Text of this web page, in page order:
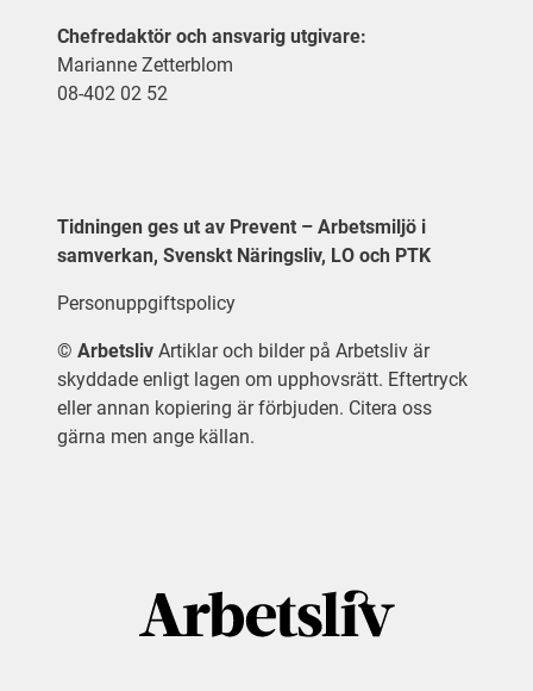
Chefredaktör och ansvarig utgivare:
Marianne Zetterblom
08-402 02 52
Tidningen ges ut av Prevent – Arbetsmiljö i
samverkan, Svenskt Näringsliv, LO och PTK
Personuppgiftspolicy
© Arbetsliv Artiklar och bilder på Arbetsliv är
skyddade enligt lagen om upphovsrätt. Eftertryck
eller annan kopiering är förbjuden. Citera oss
gärna men ange källan.